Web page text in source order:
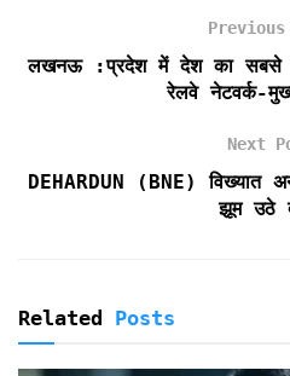
e
n
d
l
y
लखनऊ :प्रदेश में देश का सबसे
रेलवे नेटवर्क-
Next
DEHARDUN (BNE) विख्यात
झूम उठे
Related Posts